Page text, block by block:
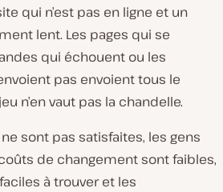
qui n’est pas en ligne et un
lent. Les pages qui se
qui échouent ou les
pas envoient tous le
n’en vaut pas la chandelle.
sont pas satisfaites, les gens
de changement sont faibles,
à trouver et les